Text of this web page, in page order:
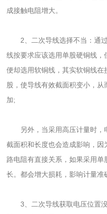
成接触电阻增大。
2、二次导线选择不当：通过
线按要求应该选用单股硬铜线
便却选用软铜线，其实软铜线
股，使导线有效截面积变小，
加;
另外，当采用高压计量时，
截面积和长度也会造成影响，
路电阻有直接关系，如果采用
长。都会增大损耗，影响计量准
3、二次导线获取电压位置没